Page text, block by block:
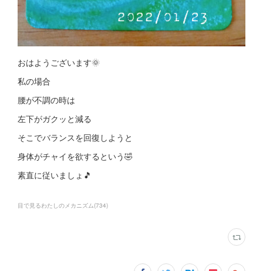
おはようございます🌞
私の場合
腰が不調の時は
左下がガクッと減る
そこでバランスを回復しようと
身体がチャイを欲するという🤣
素直に従いましょ🎵
目で見るわたしのメカニズム(734)